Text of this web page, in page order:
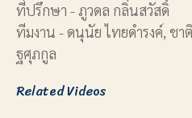
ที่ปรึกษา - ภูวดล กลิ่นสวัสดิ์
ทีมงาน - ดนุนัย ไทยดำรงค์, ช
ฐศุภกูล
Related Videos